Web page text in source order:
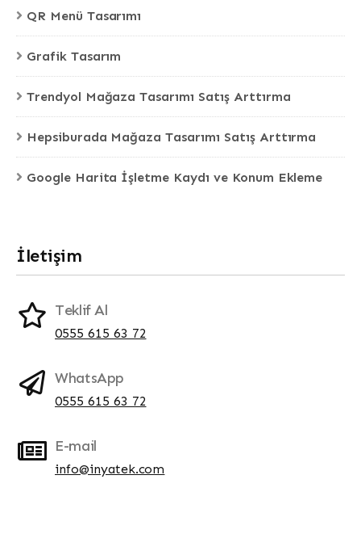
QR Menü Tasarımı
Grafik Tasarım
Trendyol Mağaza Tasarımı Satış Arttırma
Hepsiburada Mağaza Tasarımı Satış Arttırma
Google Harita İşletme Kaydı ve Konum Ekleme
İletişim
Teklif Al
0555 615 63 72
WhatsApp
0555 615 63 72
E-mail
info@inyatek.com